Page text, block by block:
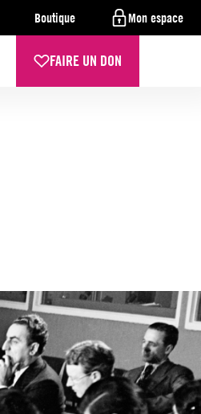
Boutique Mon espace
FAIRE UN DON